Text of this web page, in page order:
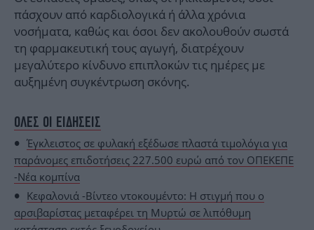
πάσχουν από καρδιολογικά ή άλλα χρόνια
νοσήματα, καθώς και όσοι δεν ακολουθούν σωστά
τη φαρμακευτική τους αγωγή, διατρέχουν
μεγαλύτερο κίνδυνο επιπλοκών τις ημέρες με
αυξημένη συγκέντρωση σκόνης.
ΟΛΕΣ ΟΙ ΕΙΔΗΣΕΙΣ
Έγκλειστος σε φυλακή εξέδωσε πλαστά τιμολόγια για
παράνομες επιδοτήσεις 227.500 ευρώ από τον ΟΠΕΚΕΠΕ
-Νέα κομπίνα
Κεφαλονιά -Βίντεο ντοκουμέντο: Η στιγμή που ο
αρσιβαρίστας μεταφέρει τη Μυρτώ σε λιπόθυμη